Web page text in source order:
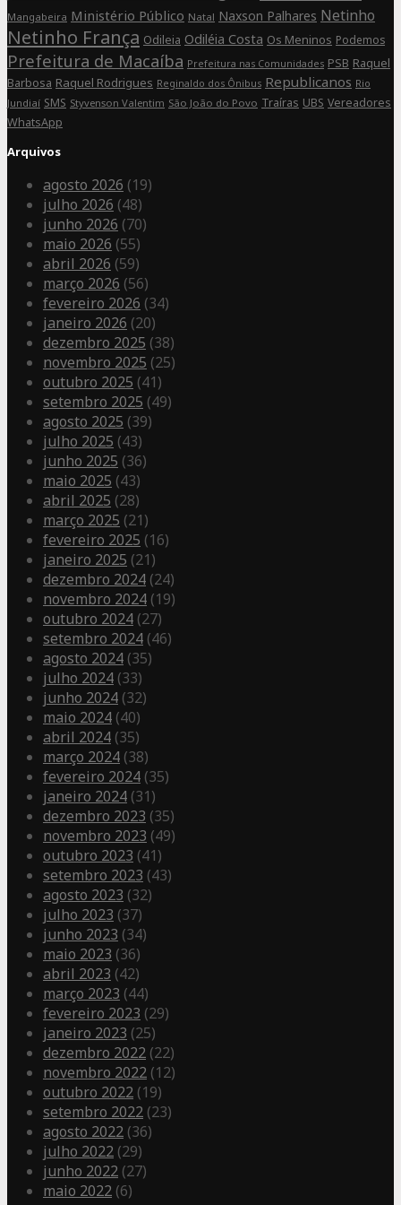
Mangabeira Ministério Público Natal Naxson Palhares Netinho
Netinho França Odileia Odiléia Costa Os Meninos Podemos
Prefeitura de Macaíba Prefeitura nas Comunidades PSB Raquel
Barbosa Raquel Rodrigues Reginaldo dos Ônibus Republicanos Rio
Jundiaí SMS Styvenson Valentim São João do Povo Traíras UBS Vereadores
WhatsApp
Arquivos
agosto 2026 (19)
julho 2026 (48)
junho 2026 (70)
maio 2026 (55)
abril 2026 (59)
março 2026 (56)
fevereiro 2026 (34)
janeiro 2026 (20)
dezembro 2025 (38)
novembro 2025 (25)
outubro 2025 (41)
setembro 2025 (49)
agosto 2025 (39)
julho 2025 (43)
junho 2025 (36)
maio 2025 (43)
abril 2025 (28)
março 2025 (21)
fevereiro 2025 (16)
janeiro 2025 (21)
dezembro 2024 (24)
novembro 2024 (19)
outubro 2024 (27)
setembro 2024 (46)
agosto 2024 (35)
julho 2024 (33)
junho 2024 (32)
maio 2024 (40)
abril 2024 (35)
março 2024 (38)
fevereiro 2024 (35)
janeiro 2024 (31)
dezembro 2023 (35)
novembro 2023 (49)
outubro 2023 (41)
setembro 2023 (43)
agosto 2023 (32)
julho 2023 (37)
junho 2023 (34)
maio 2023 (36)
abril 2023 (42)
março 2023 (44)
fevereiro 2023 (29)
janeiro 2023 (25)
dezembro 2022 (22)
novembro 2022 (12)
outubro 2022 (19)
setembro 2022 (23)
agosto 2022 (36)
julho 2022 (29)
junho 2022 (27)
maio 2022 (6)